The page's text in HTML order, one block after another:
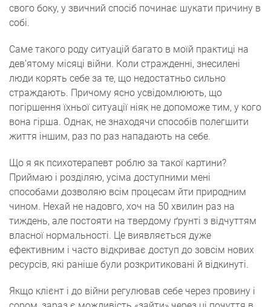
свого боку, у звичний спосіб починає шукати причину в
собі.
Саме такого роду ситуацій багато в моїй практиці на
дев’ятому місяці війни. Коли стражденні, знесилені
люди корять себе за те, що недостатньо сильно
страждають. Причому ясно усвідомлюють, що
погіршення їхньої ситуації ніяк не допоможе тим, у кого
вона гірша. Однак, не знаходячи способів полегшити
життя іншим, раз по раз нападають на себе.
Що я як психотерапевт роблю за такої картини?
Приймаю і розділяю, усіма доступними мені
способами дозволяю всім процесам йти природним
чином. Нехай не надовго, хоч на 50 хвилин раз на
тиждень, але постояти на твердому ґрунті з відчуттям
власної нормальності. Це виявляється дуже
ефективним і часто відкриває доступ до зовсім нових
ресурсів, які раніше були розкритиковані й відкинуті.
Якщо клієнт і до війни регулював себе через провину і